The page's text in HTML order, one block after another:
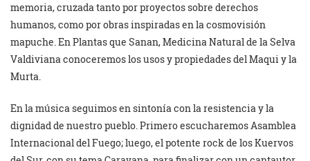
memoria, cruzada tanto por proyectos sobre derechos
humanos, como por obras inspiradas en la cosmovisión
mapuche. En Plantas que Sanan, Medicina Natural de la Selva
Valdiviana conoceremos los usos y propiedades del Maqui y la
Murta.
En la música seguimos en sintonía con la resistencia y la
dignidad de nuestro pueblo. Primero escucharemos Asamblea
Internacional del Fuego; luego, el potente rock de los Kuervos